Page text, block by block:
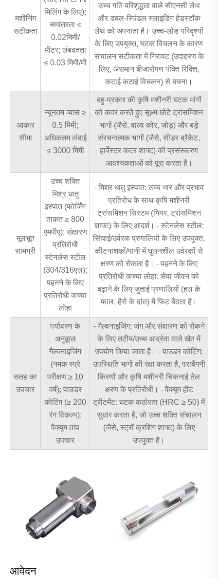
मशीनिंग
सटीकता
मिलिंग के लिए);
समांतरता ≤
0.02मिमी/
मीटर; लंबवतता
≤ 0.03 मिमी/मी
उच्च गति परिशुद्धता वाले सीएनसी लेथ
और डबल-स्पिंडल स्लाइडिंग हेडस्टॉक
लेथ को अपनाता है। उच्च-लोड परिदृश्यों
के लिए उपयुक्त, घटक विचलन के कारण
संचालन सटीकता में गिरावट (उदाहरण के
लिए, असमान बीजारोपण पंक्ति रिक्ति,
कटाई कटाई विचलन) से बचना।
आकार
सीमा
न्यूनतम व्यास ≥
0.5 मिमी;
अधिकतम लंबाई
≤ 3000 मिमी
बहु-प्रकार की कृषि मशीनरी घटक मांगों
को कवर करते हुए सूक्ष्म-छोटे ट्रांसमिशन
भागों (जैसे, वाल्व कोर, जोड़) और बड़े
संरचनात्मक भागों (जैसे, सीडर ब्रैकेट,
हार्वेस्टर कटर शाफ्ट) की प्रसंस्करण
आवश्यकताओं को पूरा करता है।
मूलभूत
सामग्री
उच्च शक्ति
मिश्र धातु
इस्पात (फोर्जिंग
ताकत ≥ 800
एमपीए); संक्षारण
प्रतिरोधी
स्टेनलेस स्टील
(304/316एल);
पहनने के लिए
प्रतिरोधी कच्चा
लोहा
- मिश्र धातु इस्पात: उच्च भार और प्रभाव
प्रतिरोध के साथ कृषि मशीनरी
ट्रांसमिशन सिस्टम (गियर, ट्रांसमिशन
शाफ्ट) के लिए आदर्श। - स्टेनलेस स्टील:
सिंचाई/उर्वरक प्रणालियों के लिए उपयुक्त,
कीटनाशकों/पानी में घुलनशील उर्वरकों से
क्षरण को रोकता है। - पहनने के लिए
प्रतिरोधी कच्चा लोहा: सेवा जीवन को
बढ़ाने के लिए जुताई प्रणालियों (हल के
फाल, हैरो के दांत) में फिट बैठता है।
सतह का
उपचार
पर्यावरण के
अनुकूल
गैल्वनाइजिंग
(नमक स्प्रे
परीक्षण ≥ 10
वर्ष); पाउडर
कोटिंग (≥ 200
रंग विकल्प);
वैक्यूम ताप
उपचार
- गैल्वनाइजिंग: जंग और संक्षारण को रोकने
के लिए तटीय/उच्च आर्द्रता वाले खेत में
उपयोग किया जाता है। - पाउडर कोटिंग:
उपस्थिति भागों की रक्षा करता है, पराबैंगनी
किरणों और कृषि मशीनरी चिकनाई तेल
क्षरण के प्रतिरोधी। - वैक्यूम हीट
ट्रीटमेंट: घटक कठोरता (HRC ≥ 50) में
सुधार करता है, जो उच्च शक्ति संचालन
(जैसे, स्ट्रॉ क्रशिंग शाफ्ट) के लिए
उपयुक्त है।
आवेदन